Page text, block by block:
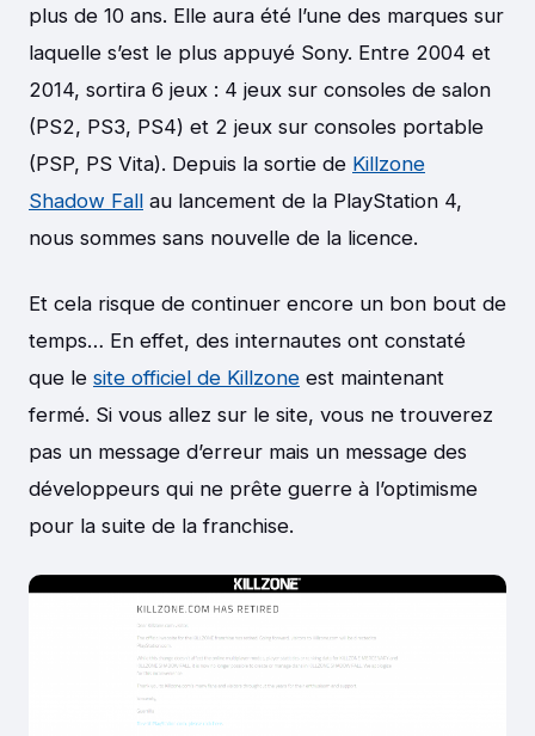
plus de 10 ans. Elle aura été l’une des marques sur
laquelle s’est le plus appuyé Sony. Entre 2004 et
2014, sortira 6 jeux : 4 jeux sur consoles de salon
(PS2, PS3, PS4) et 2 jeux sur consoles portable
(PSP, PS Vita). Depuis la sortie de Killzone
Shadow Fall au lancement de la PlayStation 4,
nous sommes sans nouvelle de la licence.
Et cela risque de continuer encore un bon bout de
temps… En effet, des internautes ont constaté
que le site officiel de Killzone est maintenant
fermé. Si vous allez sur le site, vous ne trouverez
pas un message d’erreur mais un message des
développeurs qui ne prête guerre à l’optimisme
pour la suite de la franchise.